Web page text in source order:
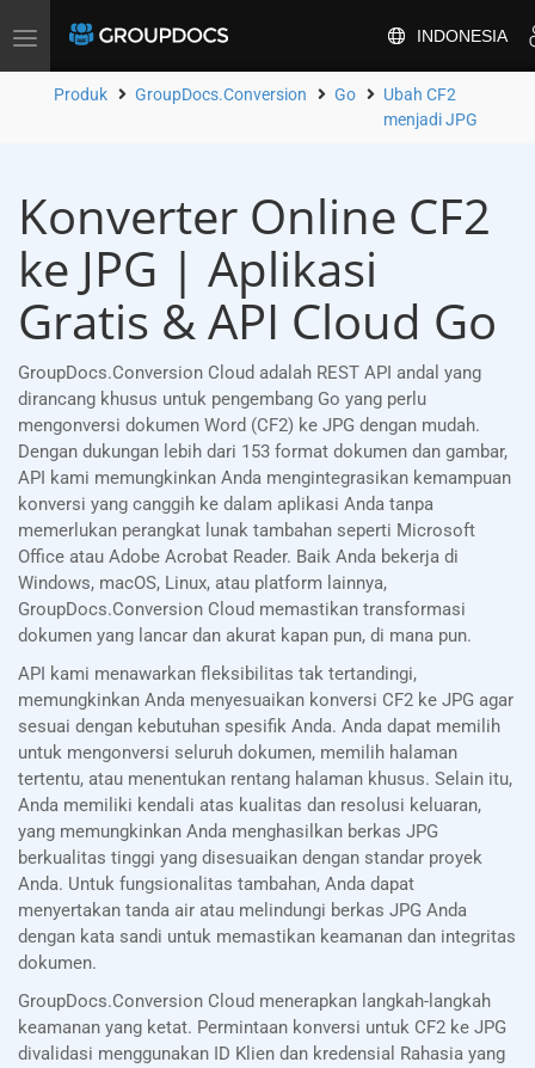
Alihkan
INDONESIA
Produk GroupDocs.Conversion Go
Ubah CF2
menjadi JPG
Konverter Online CF2
ke JPG | Aplikasi
Gratis & API Cloud Go
GroupDocs.Conversion Cloud adalah REST API andal yang
dirancang khusus untuk pengembang Go yang perlu
mengonversi dokumen Word (CF2) ke JPG dengan mudah.
Dengan dukungan lebih dari 153 format dokumen dan gambar,
API kami memungkinkan Anda mengintegrasikan kemampuan
konversi yang canggih ke dalam aplikasi Anda tanpa
memerlukan perangkat lunak tambahan seperti Microsoft
Office atau Adobe Acrobat Reader. Baik Anda bekerja di
Windows, macOS, Linux, atau platform lainnya,
GroupDocs.Conversion Cloud memastikan transformasi
dokumen yang lancar dan akurat kapan pun, di mana pun.
API kami menawarkan fleksibilitas tak tertandingi,
memungkinkan Anda menyesuaikan konversi CF2 ke JPG agar
sesuai dengan kebutuhan spesifik Anda. Anda dapat memilih
untuk mengonversi seluruh dokumen, memilih halaman
tertentu, atau menentukan rentang halaman khusus. Selain itu,
Anda memiliki kendali atas kualitas dan resolusi keluaran,
yang memungkinkan Anda menghasilkan berkas JPG
berkualitas tinggi yang disesuaikan dengan standar proyek
Anda. Untuk fungsionalitas tambahan, Anda dapat
menyertakan tanda air atau melindungi berkas JPG Anda
dengan kata sandi untuk memastikan keamanan dan integritas
dokumen.
GroupDocs.Conversion Cloud menerapkan langkah-langkah
keamanan yang ketat. Permintaan konversi untuk CF2 ke JPG
divalidasi menggunakan ID Klien dan kredensial Rahasia yang